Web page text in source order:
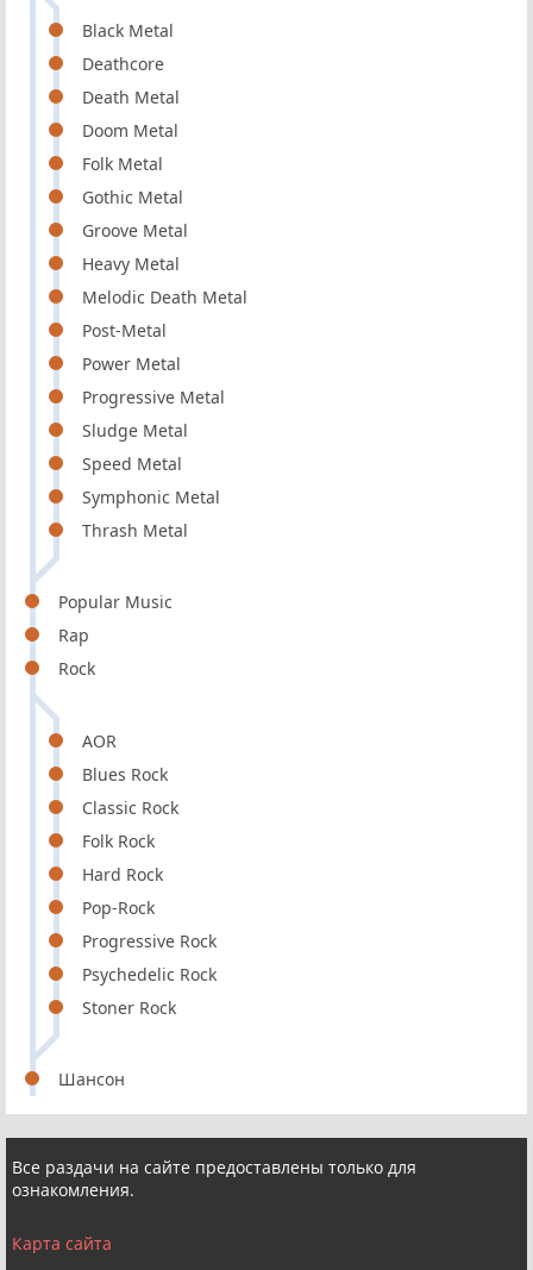
Black Metal
Deathcore
Death Metal
Doom Metal
Folk Metal
Gothic Metal
Groove Metal
Heavy Metal
Melodic Death Metal
Post-Metal
Power Metal
Progressive Metal
Sludge Metal
Speed Metal
Symphonic Metal
Thrash Metal
Popular Music
Rap
Rock
AOR
Blues Rock
Classic Rock
Folk Rock
Hard Rock
Pop-Rock
Progressive Rock
Psychedelic Rock
Stoner Rock
Шансон
Все раздачи на сайте предоставлены только для
ознакомления.
Карта сайта